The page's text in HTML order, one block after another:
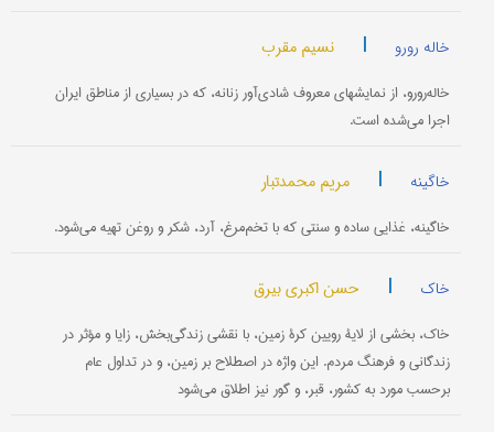
خاله رورو | نسیم مقرب
خاله‌رو‌رو، از نمایشهای معروف شادی‌آور زنانه، که در بسیاری از مناطق ایران
اجرا می‌شده است.
خاگینه | مریم محمدتبار
خاگینه، غذایی ساده و سنتی که با تخم‌‌مرغ، آرد، شکر و روغن تهیه می‌شود.
خاک | حسن اکبری بیرق
خاک، بخشی از لایۀ رویین کرۀ زمین، با نقشی زندگی‌بخش، زایا و مؤثر در
زندگانی و فرهنگ مردم. این واژه در اصطلاح بر زمین، و در تداول عام
برحسب مورد به کشور، قبر، و گور نیز اطلاق می‌شود